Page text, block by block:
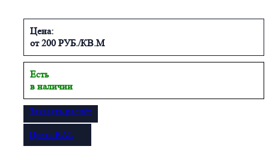
Цена:
от 200 РУБ./КВ.М
Есть
в наличии
Заказать расчёт
Цвета RAL